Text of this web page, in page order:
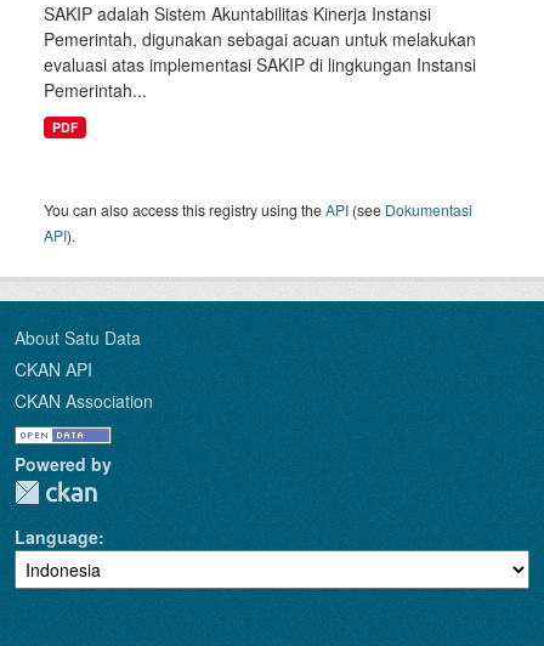
SAKIP adalah Sistem Akuntabilitas Kinerja Instansi
Pemerintah, digunakan sebagai acuan untuk melakukan
evaluasi atas implementasi SAKIP di lingkungan Instansi
Pemerintah...
PDF
You can also access this registry using theAPI (see Dokumentasi
API).
About Satu Data
CKAN API
CKAN Association
Powered by
Language